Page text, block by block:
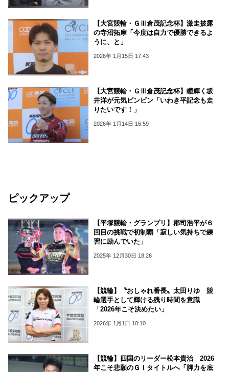
【大宮競輪・ＧⅢ倉茂記念杯】激走披露
の寺沼拓摩「今度は自力で優勝できるよ
うに、と」
2026年 1月15日 17:43
【大宮競輪・ＧⅢ倉茂記念杯】瞳輝く坂
井洋が元気ビンビン「いわき平記念も走
りたいです！」
2026年 1月14日 16:59
ピックアップ
【平塚競輪・グランプリ】郡司浩平が６
回目の挑戦で初制覇「寂しい気持ちで練
習に励んでいた」
2025年 12月30日 18:26
【競輪】〝おしゃれ番長〟太田りゆ 競
輪選手として輝ける残り時間を意識
「2026年こそ決めたい」
2026年 1月1日 10:10
【競輪】四国のリーダー松本貴治 2026
年こそ悲願のＧⅠタイトルへ「脚力を底